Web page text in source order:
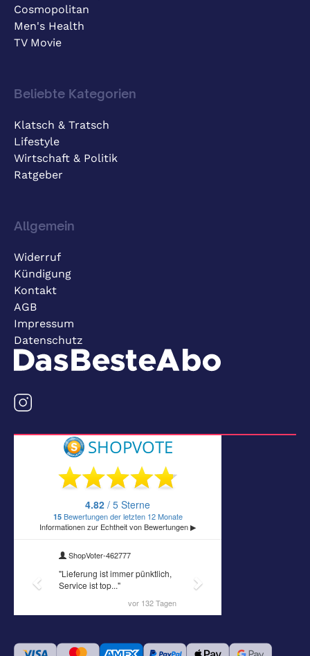
Cosmopolitan
Men's Health
TV Movie
Beliebte Kategorien
Klatsch & Tratsch
Lifestyle
Wirtschaft & Politik
Ratgeber
Allgemein
Widerruf
Kündigung
Kontakt
AGB
Impressum
Datenschutz